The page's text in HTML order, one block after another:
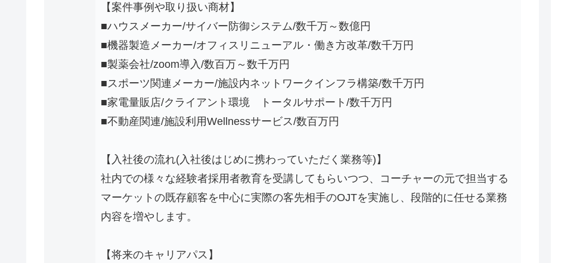
【案件事例や取り扱い商材】
■ハウスメーカー/サイバー防御システム/数千万～数億円
■機器製造メーカー/オフィスリニューアル・働き方改革/数千万円
■製薬会社/zoom導入/数百万～数千万円
■スポーツ関連メーカー/施設内ネットワークインフラ構築/数千万円
■家電量販店/クライアント環境 トータルサポート/数千万円
■不動産関連/施設利用Wellnessサービス/数百万円
【入社後の流れ(入社後はじめに携わっていただく業務等)】
社内での様々な経験者採用者教育を受講してもらいつつ、コーチャーの元で担当する
マーケットの既存顧客を中心に実際の客先相手のOJTを実施し、段階的に任せる業務
内容を増やします。
【将来のキャリアパス】